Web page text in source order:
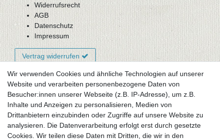
Widerrufsrecht
AGB
Datenschutz
Impressum
Vertrag widerrufen
Newsletter-Anmeldung
FAQ / Fragen
Mein Warenkorb
Mein Merkzettel
Mein Konto
Wir verwenden Cookies und ähnliche Technologien auf unserer
Website und verarbeiten personenbezogene Daten von
Besucher:innen unserer Webseite (z.B. IP-Adresse), um z.B.
Inhalte und Anzeigen zu personalisieren, Medien von
Drittanbietern einzubinden oder Zugriffe auf unsere Website zu
analysieren. Die Datenverarbeitung erfolgt erst durch gesetzte
Cookies. Wir teilen diese Daten mit Dritten, die wir in den